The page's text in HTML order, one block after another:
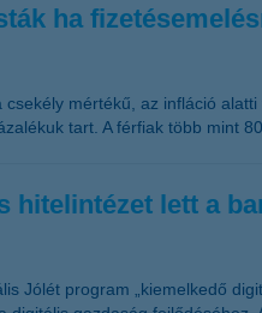
ha
mértékű, az infláció
tart. A férfiak több mint
hitelintézet lett a
Jólét program „kiemelkedő